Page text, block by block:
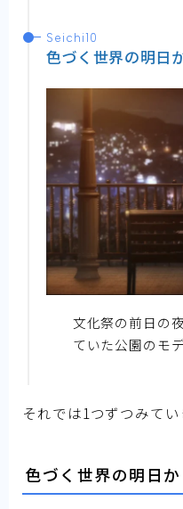
Seichi10
色づく世界の明日
文化祭の前日の
ていた公園のモ
それでは1つずつみてい
色づく世界の明日